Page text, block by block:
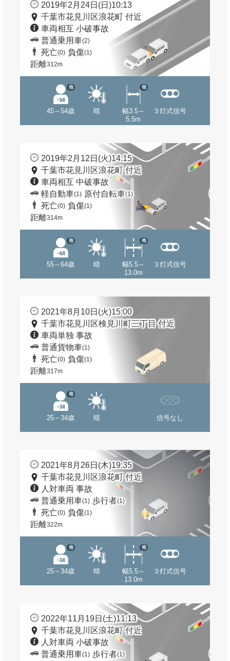
2019年2月24日(日)10:13
千葉市花見川区浪花町 付近
車両相互 小破事故
普通乗用車(2)
死亡(0) 負傷(1)
距離312m
45～54歳
他
晴
幅3.5～
5.5m
他
３灯式信号
2019年2月12日(火)14:15
千葉市花見川区浪花町 付近
車両相互 中破事故
軽自動車(1) 原付自転車(1)
死亡(0) 負傷(1)
距離314m
55～64歳
他
晴
幅5.5～
13.0m
他
３灯式信号
2021年8月10日(火)15:00
千葉市花見川区検見川町三丁目 付近
車両単独 事故
普通貨物車(1)
死亡(0) 負傷(1)
距離317m
25～34歳
他
晴 信号なし
2021年8月26日(木)19:35
千葉市花見川区浪花町 付近
人対車両 事故
普通乗用車(1) 歩行者(1)
死亡(0) 負傷(1)
距離322m
25～34歳
他
晴
幅5.5～
13.0m
他
３灯式信号
2022年11月19日(土)11:13
千葉市花見川区浪花町 付近
人対車両 小破事故
普通乗用車(1) 歩行者(1)